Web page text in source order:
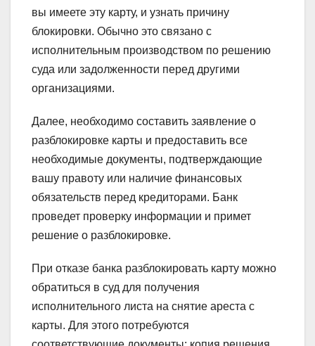
вы имеете эту карту, и узнать причину
блокировки. Обычно это связано с
исполнительным производством по решению
суда или задолженности перед другими
организациями.
Далее, необходимо составить заявление о
разблокировке карты и предоставить все
необходимые документы, подтверждающие
вашу правоту или наличие финансовых
обязательств перед кредиторами. Банк
проведет проверку информации и примет
решение о разблокировке.
При отказе банка разблокировать карту можно
обратиться в суд для получения
исполнительного листа на снятие ареста с
карты. Для этого потребуются